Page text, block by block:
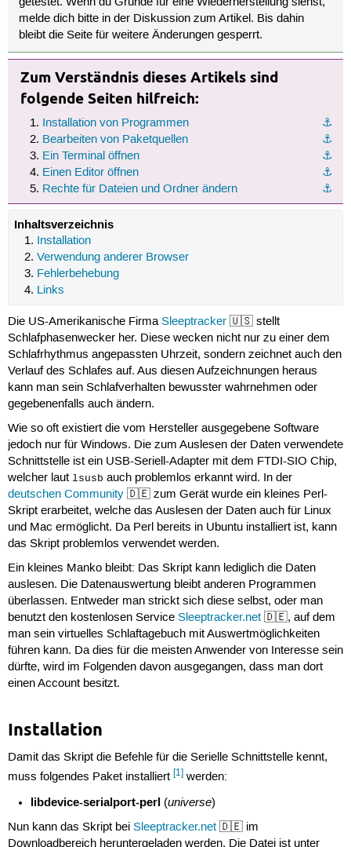
melde dich bitte in der Diskussion zum Artikel. Bis dahin
bleibt die Seite für weitere Änderungen gesperrt.
Zum Verständnis dieses Artikels sind
folgende Seiten hilfreich:
⚓︎
Installation von Programmen
⚓︎
Bearbeiten von Paketquellen
⚓︎
Ein Terminal öffnen
⚓︎
Einen Editor öffnen
⚓︎
Rechte für Dateien und Ordner ändern
Inhaltsverzeichnis
Installation
Verwendung anderer Browser
Fehlerbehebung
Links
Die US-Amerikanische FirmaSleeptracker🇺🇸 stellt
Schlafphasenwecker her. Diese wecken nicht nur zu einer dem
Schlafrhythmus angepassten Uhrzeit, sondern zeichnet auch den
Verlauf des Schlafes auf. Aus diesen Aufzeichnungen heraus
kann man sein Schlafverhalten bewusster wahrnehmen oder
gegebenenfalls auch ändern.
Wie so oft existiert die vom Hersteller ausgegebene Software
jedoch nur für Windows. Die zum Auslesen der Daten verwendete
Schnittstelle ist ein USB-Seriell-Adapter mit dem FTDI-SIO Chip,
welcher laut lsusb auch problemlos erkannt wird. In der
deutschen Community🇩🇪 zum Gerät wurde ein kleines Perl-
Skript erarbeitet, welche das Auslesen der Daten auch für Linux
und Mac ermöglicht. Da Perl bereits in Ubuntu installiert ist, kann
das Skript problemlos verwendet werden.
Ein kleines Manko bleibt: Das Skript kann lediglich die Daten
auslesen. Die Datenauswertung bleibt anderen Programmen
überlassen. Entweder man strickt sich diese selbst, oder man
benutzt den kostenlosen Service Sleeptracker.net🇩🇪, auf dem
man sein virtuelles Schlaftagebuch mit Auswertmöglichkeiten
führen kann. Da dies für die meisten Anwender von Interesse sein
dürfte, wird im Folgenden davon ausgegangen, dass man dort
einen Account besitzt.
Installation
Damit das Skript die Befehle für die Serielle Schnittstelle kennt,
muss folgendes Paket installiert [1]werden:
libdevice-serialport-perl (universe)
Nun kann das Skript bei Sleeptracker.net🇩🇪 im
Downloadbereich heruntergeladen werden. Die Datei ist unter